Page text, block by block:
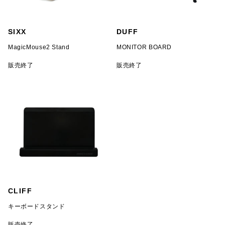
SIXX
MagicMouse2 Stand
販売終了
DUFF
MONITOR BOARD
販売終了
CLIFF
キーボードスタンド